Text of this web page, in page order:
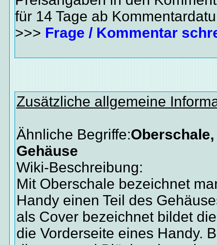
für 14 Tage ab
>>> Frage / Kommentar
Zusätzliche allgemeine
Ähnliche Begriffe:
Gehäuse
Wiki-Beschreibung:
Mit Oberschale bezeichnet
Handy einen Teil des
als Cover bezeichnet bildet
die Vorderseite eines Handy.